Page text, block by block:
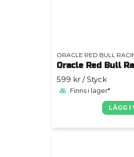
ORACLE RED BULL
Oracle Red Bull
599 kr / Styck
Finns i lager*
LÄGG I